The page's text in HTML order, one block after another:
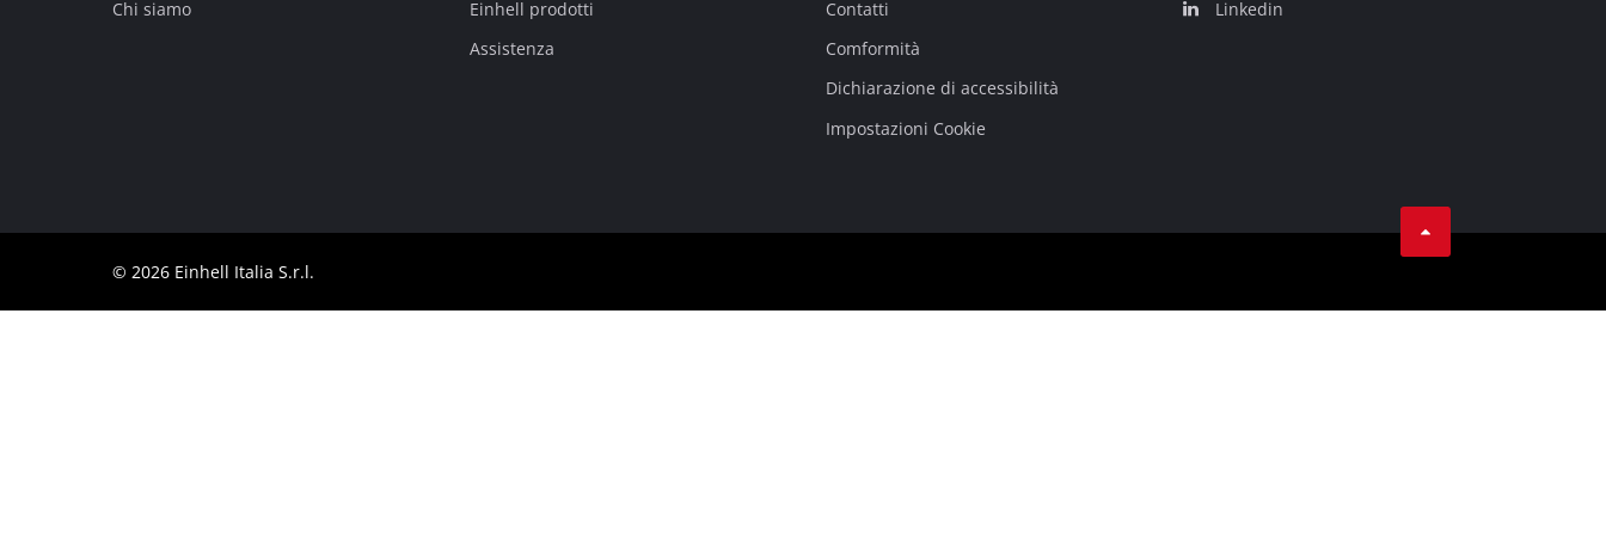
ItalianoChi siamo
Einhell prodotti
Assistenza
Contatti
Comformità
Dichiarazione di accessibilità
Impostazioni Cookie
Linkedin
© 2026 Einhell Italia S.r.l.